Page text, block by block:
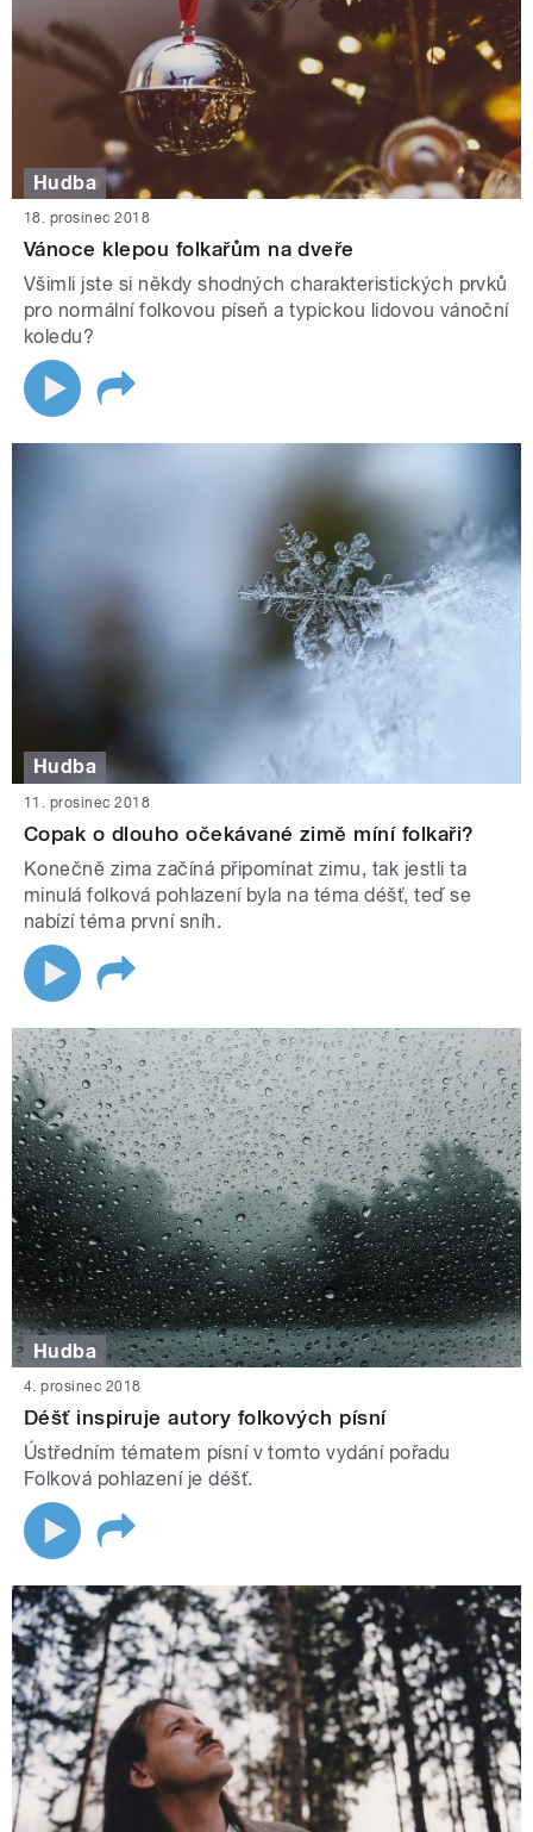
Hudba
18. prosinec 2018
Vánoce klepou folkařům na dveře
Všimli jste si někdy shodných charakteristických prvků
pro normální folkovou píseň a typickou lidovou vánoční
koledu?
Hudba
11. prosinec 2018
Copak o dlouho očekávané zimě míní folkaři?
Konečně zima začíná připomínat zimu, tak jestli ta
minulá folková pohlazení byla na téma déšť, teď se
nabízí téma první sníh.
Hudba
4. prosinec 2018
Déšť inspiruje autory folkových písní
Ústředním tématem písní v tomto vydání pořadu
Folková pohlazení je déšť.